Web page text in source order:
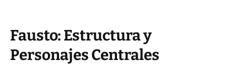
Fausto: Estructura y
Personajes Centrales